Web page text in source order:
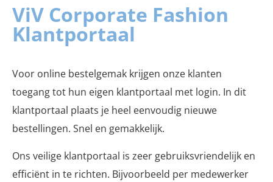
ViV Corporate Fashion
Klantportaal
Voor online bestelgemak krijgen onze klanten
toegang tot hun eigen klantportaal met login. In dit
klantportaal plaats je heel eenvoudig nieuwe
bestellingen. Snel en gemakkelijk.
Ons veilige klantportaal is zeer gebruiksvriendelijk en
efficiënt in te richten. Bijvoorbeeld per medewerker